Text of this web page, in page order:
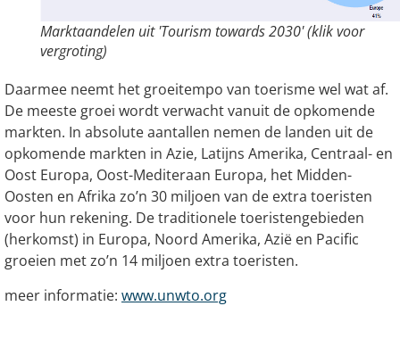
Marktaandelen uit 'Tourism towards 2030' (klik voor
vergroting)
Daarmee neemt het groeitempo van toerisme wel wat af.
De meeste groei wordt verwacht vanuit de opkomende
markten. In absolute aantallen nemen de landen uit de
opkomende markten in Azie, Latijns Amerika, Centraal- en
Oost Europa, Oost-Mediteraan Europa, het Midden-
Oosten en Afrika zo’n 30 miljoen van de extra toeristen
voor hun rekening. De traditionele toeristengebieden
(herkomst) in Europa, Noord Amerika, Azië en Pacific
groeien met zo’n 14 miljoen extra toeristen.
meer informatie: www.unwto.org